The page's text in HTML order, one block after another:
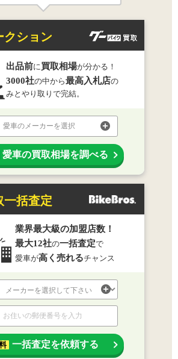
クション
出品前に 買取相場が分かる！
3000社の中から最高入札店の
みとやり取りで完結。
愛車のメーカーを選択
愛車の買取相場を調べる
一括査定
業界最大級の加盟店数！
最大12社の一括査定で
愛車が高く売れるチャンス
一括査定を依頼する